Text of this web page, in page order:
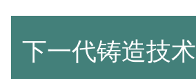
下一代铸造技术